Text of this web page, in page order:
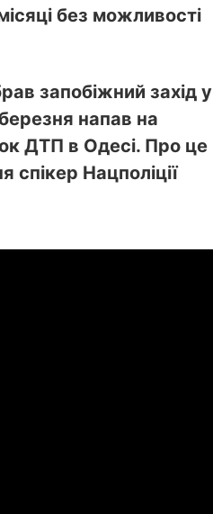
без можливості
запобіжний захід у
напав на
ДТП в Одесі. Про це
спікер Нацполіції